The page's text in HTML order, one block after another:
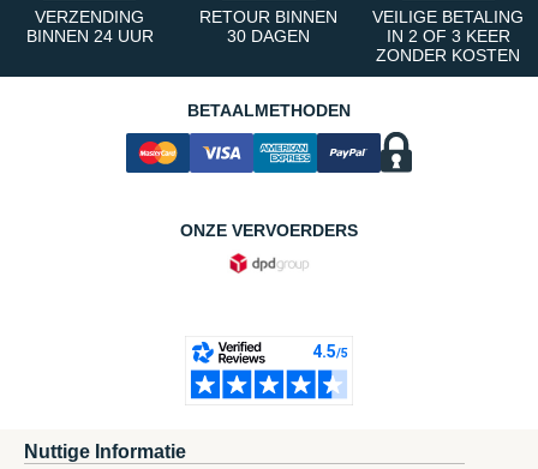
VERZENDING
BINNEN 24 UUR
RETOUR BINNEN
30 DAGEN
VEILIGE BETALING
IN 2 OF 3 KEER
ZONDER KOSTEN
BETAALMETHODEN
ONZE VERVOERDERS
Nuttige Informatie